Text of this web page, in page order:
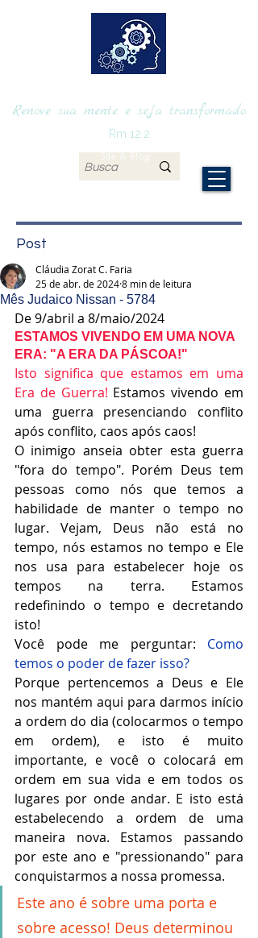
Renove sua mente e seja transformado
Site & Blog
Rm 12.2
Post
Mês Judaico Nissan - 5784
Cláudia Zorat C. Faria
25 de abr. de 20248 min de leitura
De 9/abril a 8/maio/2024
ESTAMOS VIVENDO EM UMA NOVA
ERA: "A ERA DA PÁSCOA!"
Isto significa que estamos em uma
Era de Guerra! Estamos vivendo em
uma guerra presenciando conflito
após conflito, caos após caos!
O inimigo anseia obter esta guerra
"fora do tempo". Porém Deus tem
pessoas como nós que temos a
habilidade de manter o tempo no
lugar. Vejam, Deus não está no
tempo, nós estamos no tempo e Ele
nos usa para estabelecer hoje os
tempos na terra. Estamos
redefinindo o tempo e decretando
isto!
Você pode me perguntar: Como
temos o poder de fazer isso?
Porque pertencemos a Deus e Ele
nos mantém aqui para darmos início
a ordem do dia (colocarmos o tempo
em ordem), e isto é muito
importante, e você o colocará em
ordem em sua vida e em todos os
lugares por onde andar. E isto está
estabelecendo a ordem de uma
maneira nova. Estamos passando
por este ano e "pressionando" para
conquistarmos a nossa promessa.
Este ano é sobre uma porta e
sobre acesso! Deus determinou